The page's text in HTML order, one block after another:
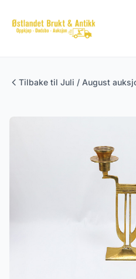
Tilbake til Juli / August